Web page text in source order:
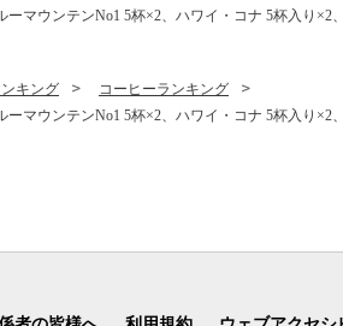
マウンテンNo1 5杯×2、ハワイ・コナ 5杯入り
キング
コーヒーランキング
マウンテンNo1 5杯×2、ハワイ・コナ 5杯入り